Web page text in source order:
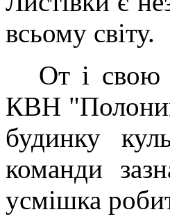
всьому світу.
От і свою
КВН
будинку
команди
усмішка